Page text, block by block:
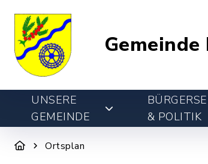
UNSERE
GEMEINDE
& POLITIK
Ortsplan